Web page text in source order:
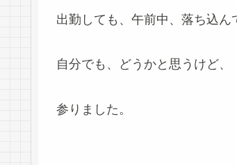
出勤しても、午前中、落ち込ん
自分でも、どうかと思うけど、
参りました。